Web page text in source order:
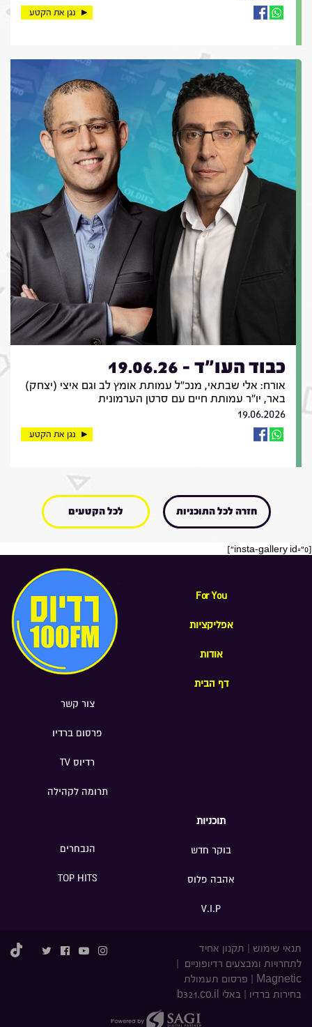
נגן את הקטע
כבוד העו"ד - 19.06.26
אורח: אלי שבתאי, מנכ"ל עמותת אומץ לב וגם איצי (יצחק)
באר, יו"ר עמותת חיים עם סרטן הערמונית
19.06.2026
נגן את הקטע
חזרה לכל התוכניות לכל הקטעים
[insta-gallery id="0"]
For You
אפליקציות
אודות
דף הבית
צור קשר
פרסום ברדיו
רדיוס TV
תרומה לקהילה
תוכניות
בוקר חדש
אהבה פלוס
V.I.P
הנבחרים
TOP HITS
תנאי שימוש
תקנון אחיד
לתחרויות ומבצעים רדיופוניים
Magnetic
פרסום תעמולת
בחירות ברדיו
באלי b321.co.il